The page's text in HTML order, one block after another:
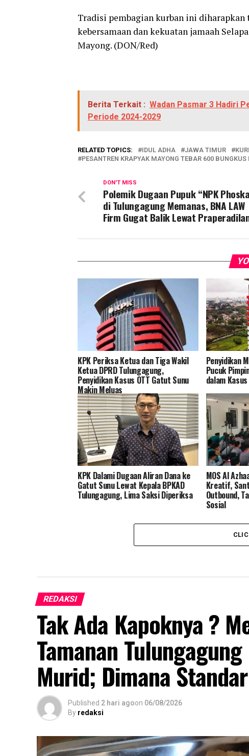
Tradisi pembagian kurban ini
kebersamaan dan kekuatan jamaah
Mayong. (DON/Red)
Berita Terkait : Wadan Pasmar 3 Hadiri
Periode 2024-2029
RELATED TOPICS: IDUL ADHA JAWA TIMUR
PESANTREN KRAPYAK MAYONG TEBAR 600
DON'T MISS
Polemik Dugaan Pupuk “NPK
di Tulungagung Memanas, BNA LAW
Firm Gugat Balik Lewat
KPK Periksa Ketua dan Tiga Wakil
Ketua DPRD Tulungagung,
Penyidikan Kasus OTT Gatut Sunu
Makin Meluas
Penyidikan
Pucuk
dalam
KPK Dalami Dugaan Aliran Dana ke
Gatut Sunu Lewat Kepala BPKAD
Tulungagung, Lima Saksi Diperiksa
MOS Al
Kreatif,
Outbound,
Sosial
REDAKSI
Tak Ada Kapoknya ?
Tamanan
Murid; Dimana
Published 2 hari agoon 06/08/2026
By redaksi